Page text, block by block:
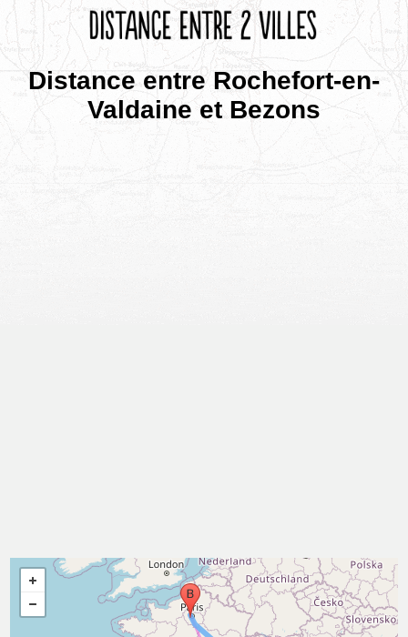
Distance entre Rochefort-en-
Valdaine et Bezons